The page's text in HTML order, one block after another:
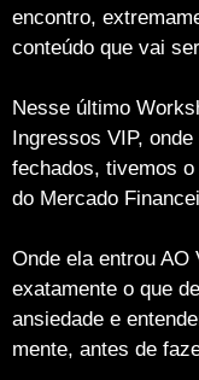
encontro,
conteúdo que vai
Nesse último
Ingressos VIP,
fechados, tivemos
do Mercado
Onde ela entrou
exatamente o que
ansiedade e
mente, antes de